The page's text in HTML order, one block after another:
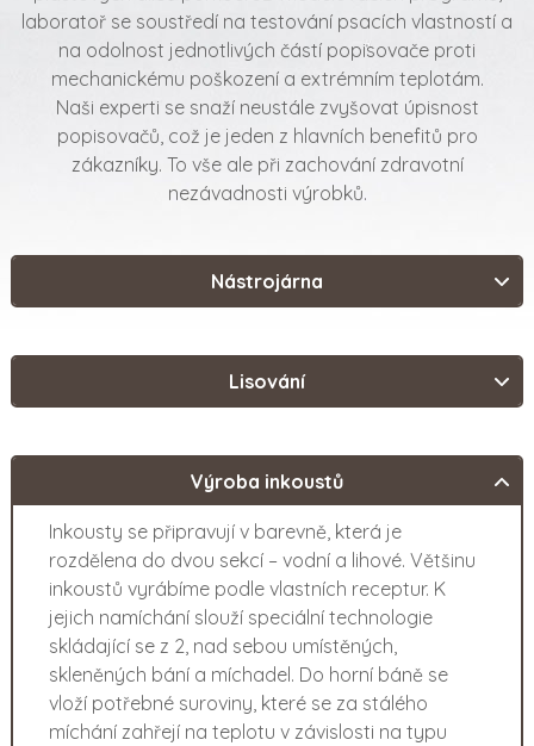
laboratoř se soustředí na testování psacích vlastností a
na odolnost jednotlivých částí popisovače proti
mechanickému poškození a extrémním teplotám.
Naši experti se snaží neustále zvyšovat úpisnost
popisovačů, což je jeden z hlavních benefitů pro
zákazníky. To vše ale při zachování zdravotní
nezávadnosti výrobků.
Nástrojárna
Lisování
Výroba inkoustů
Inkousty se připravují v barevně, která je
rozdělena do dvou sekcí – vodní a lihové. Většinu
inkoustů vyrábíme podle vlastních receptur. K
jejich namíchání slouží speciální technologie
skládající se z 2, nad sebou umístěných,
skleněných bání a míchadel. Do horní báně se
vloží potřebné suroviny, které se za stálého
míchání zahřejí na teplotu v závislosti na typu